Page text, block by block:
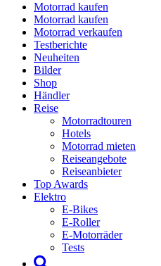
Motorrad kaufen
Motorrad kaufen
Motorrad verkaufen
Testberichte
Neuheiten
Bilder
Shop
Händler
Reise
Motorradtouren
Hotels
Motorrad mieten
Reiseangebote
Reiseanbieter
Top Awards
Elektro
E-Bikes
E-Roller
E-Motorräder
Tests